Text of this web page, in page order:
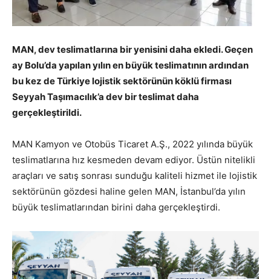
MAN, dev teslimatlarına bir yenisini daha ekledi. Geçen
ay Bolu’da yapılan yılın en büyük teslimatının ardından
bu kez de Türkiye lojistik sektörünün köklü firması
Seyyah Taşımacılık’a dev bir teslimat daha
gerçekleştirildi.
MAN Kamyon ve Otobüs Ticaret A.Ş., 2022 yılında büyük
teslimatlarına hız kesmeden devam ediyor. Üstün nitelikli
araçları ve satış sonrası sunduğu kaliteli hizmet ile lojistik
sektörünün gözdesi haline gelen MAN, İstanbul’da yılın
büyük teslimatlarından birini daha gerçekleştirdi.